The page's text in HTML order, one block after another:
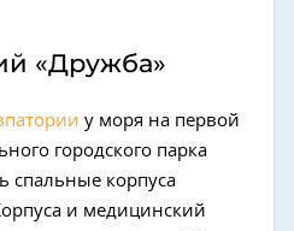
«Дружба»
у моря на первой
городского парка
спальные корпуса
и медицинский